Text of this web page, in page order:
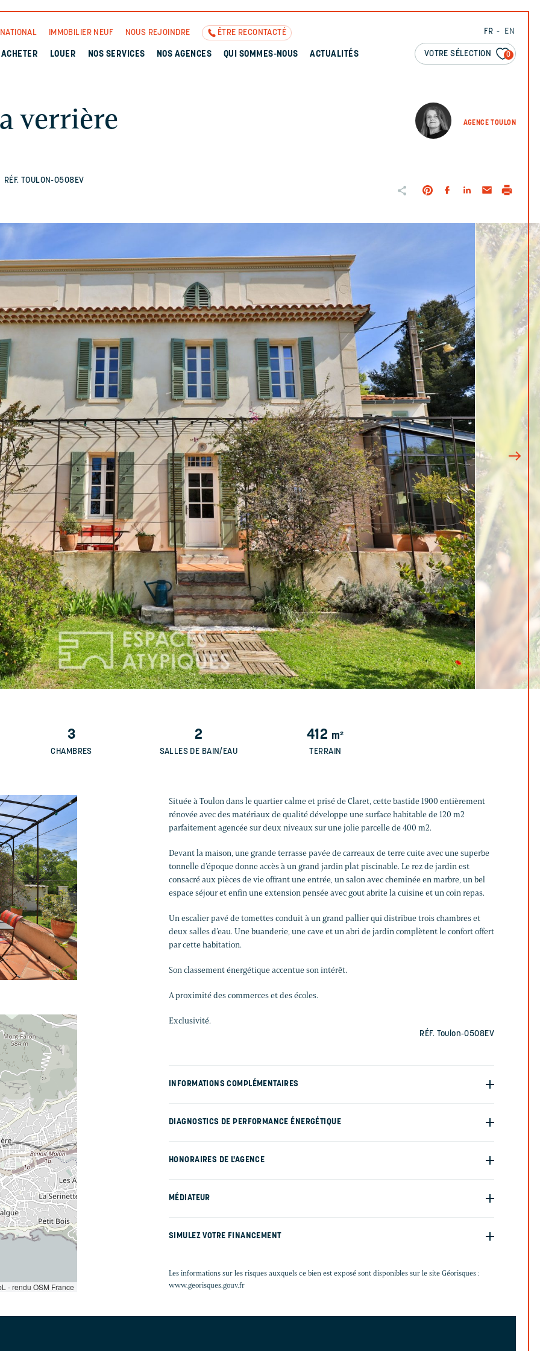
FR EN
VOTRE SÉLECTION 0
IMMOBILIER NEUF NOUS REJOINDRE ÊTRE RECONTACTÉ
ACHETER LOUER NOS SERVICES NOS AGENCES QUI SOMMES-NOUS ACTUALITÉS
AGENCE TOULON
verrière
RÉF. TOULON-0508EV
3
CHAMBRES
2
SALLES DE BAIN/EAU
412 m²
TERRAIN
Située à Toulon dans le quartier calme et prisé de Claret, cette bastide 1900 entièrement
rénovée avec des matériaux de qualité développe une surface habitable de 120 m2
parfaitement agencée sur deux niveaux sur une jolie parcelle de 400 m2.
Devant la maison, une grande terrasse pavée de carreaux de terre cuite avec une superbe
tonnelle d’époque donne accès à un grand jardin plat piscinable. Le rez de jardin est
consacré aux pièces de vie offrant une entrée, un salon avec cheminée en marbre, un bel
espace séjour et enfin une extension pensée avec gout abrite la cuisine et un coin repas.
Un escalier pavé de tomettes conduit à un grand pallier qui distribue trois chambres et
deux salles d’eau. Une buanderie, une cave et un abri de jardin complètent le confort offert
par cette habitation.
Son classement énergétique accentue son intérêt.
A proximité des commerces et des écoles.
Exclusivité.
RÉF. Toulon-0508EV
INFORMATIONS COMPLÉMENTAIRES
DIAGNOSTICS DE PERFORMANCE ÉNERGÉTIQUE
HONORAIRES DE L'AGENCE
MÉDIATEUR
SIMULEZ VOTRE FINANCEMENT
Les informations sur les risques auxquels ce bien est exposé sont disponibles sur le site Géorisques :
www.georisques.gouv.fr
- rendu OSM France